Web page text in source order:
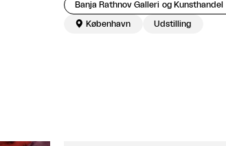
Banja Rathnov Galleri og Kunsthandel
 København Udstilling